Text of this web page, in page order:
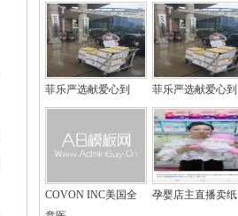
菲乐严选献爱心到 菲乐严选献爱心到
COVON INC美国全
孕婴店主直播卖纸